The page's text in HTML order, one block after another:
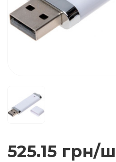
525.15 грн/